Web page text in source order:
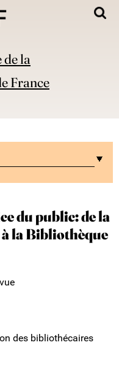
la
France
du public: de la
la Bibliothèque
des bibliothécaires